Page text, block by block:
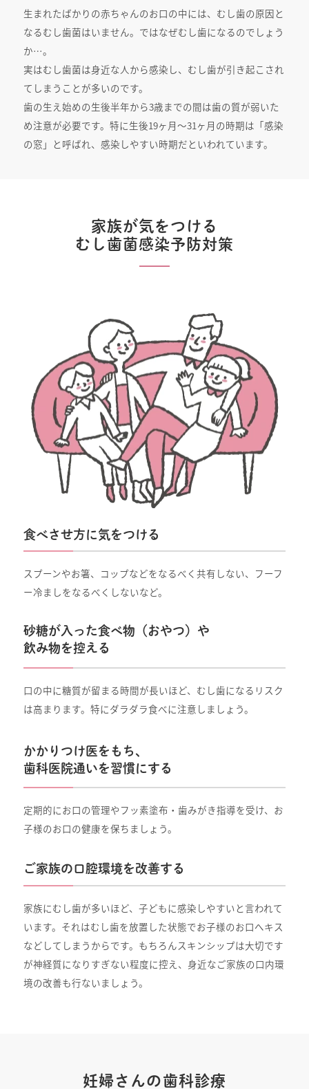
生まれたばかりの赤ちゃんのお口の中には、むし歯の原因と
なるむし歯菌はいません。ではなぜむし歯になるのでしょう
か…。
実はむし歯菌は身近な人から感染し、むし歯が引き起こされ
てしまうことが多いのです。
歯の生え始めの生後半年から3歳までの間は歯の質が弱いた
め注意が必要です。特に生後19ヶ月〜31ヶ月の時期は「感染
の窓」と呼ばれ、感染しやすい時期だといわれています。
家族が気をつける
むし歯菌感染予防対策
食べさせ方に気をつける
スプーンやお箸、コップなどをなるべく共有しない、フーフ
ー冷ましをなるべくしないなど。
砂糖が入った食べ物（おやつ）や
飲み物を控える
口の中に糖質が留まる時間が長いほど、むし歯になるリスク
は高まります。特にダラダラ食べに注意しましょう。
かかりつけ医をもち、
歯科医院通いを習慣にする
定期的にお口の管理やフッ素塗布・歯みがき指導を受け、お
子様のお口の健康を保ちましょう。
ご家族の口腔環境を改善する
家族にむし歯が多いほど、子どもに感染しやすいと言われて
います。それはむし歯を放置した状態でお子様のお口へキス
などしてしまうからです。もちろんスキンシップは大切です
が神経質になりすぎない程度に控え、身近なご家族の口内環
境の改善も行ないましょう。
妊婦さんの歯科診療